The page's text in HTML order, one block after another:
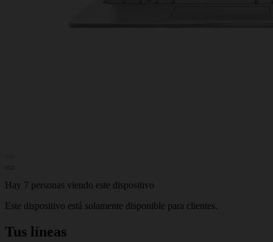
Hay 7 personas viendo este dispositivo
Este dispositivo está solamente disponible para clientes.
Tus líneas